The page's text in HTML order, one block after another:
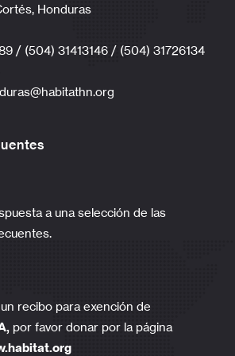
Honduras
/ (504) 31413146 / (504) 31726134
a una selección de las
recibo para exención de
por favor donar por la página